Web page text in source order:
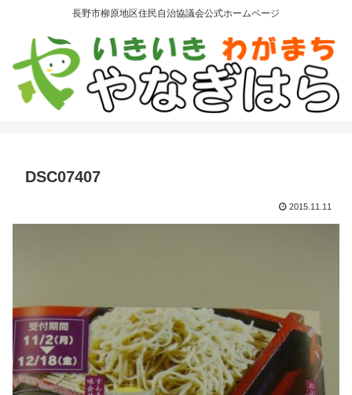
長野市柳原地区住民自治協議会公式ホームページ
DSC07407
2015.11.11